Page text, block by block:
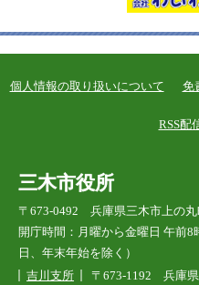
個人情報の取り扱いについて 免
RSS配
三木市役所
〒673-0492 兵庫県三木市上の
開庁時間：月曜から金曜日 午前
日、年末年始を除く）
吉川支所
〒673-1192 兵庫